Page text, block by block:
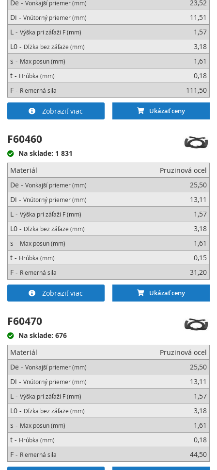
De - Vonkajší priemer (mm)
23,52
Di - Vnútorný priemer (mm)
11,51
L - Výška pri záťaži F (mm)
1,57
L0 - Dĺžka bez záťaže (mm)
3,18
s - Max posun (mm)
1,61
t - Hrúbka (mm)
0,18
F - Riemerná sila 111,50
Zobraziť viac Ukázať ceny
F60460
Na sklade: 1 831
Materiál
Pruzinová ocel
De - Vonkajší priemer (mm)
25,50
Di - Vnútorný priemer (mm)
13,11
L - Výška pri záťaži F (mm)
1,57
L0 - Dĺžka bez záťaže (mm)
3,18
s - Max posun (mm)
1,61
t - Hrúbka (mm)
0,15
F - Riemerná sila 31,20
Zobraziť viac Ukázať ceny
F60470
Na sklade: 676
Materiál
Pruzinová ocel
De - Vonkajší priemer (mm)
25,50
Di - Vnútorný priemer (mm)
13,11
L - Výška pri záťaži F (mm)
1,57
L0 - Dĺžka bez záťaže (mm)
3,18
s - Max posun (mm)
1,61
t - Hrúbka (mm)
0,18
F - Riemerná sila 44,50